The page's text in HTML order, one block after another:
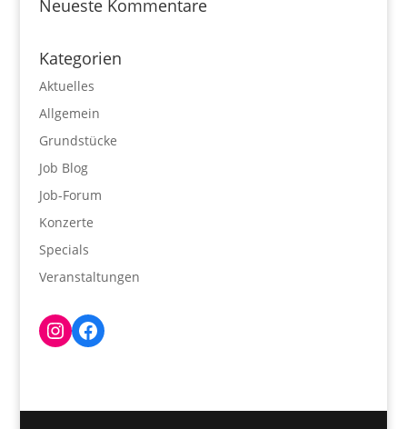
Neueste Kommentare
Kategorien
Aktuelles
Allgemein
Grundstücke
Job Blog
Job-Forum
Konzerte
Specials
Veranstaltungen
Instagram
Facebook